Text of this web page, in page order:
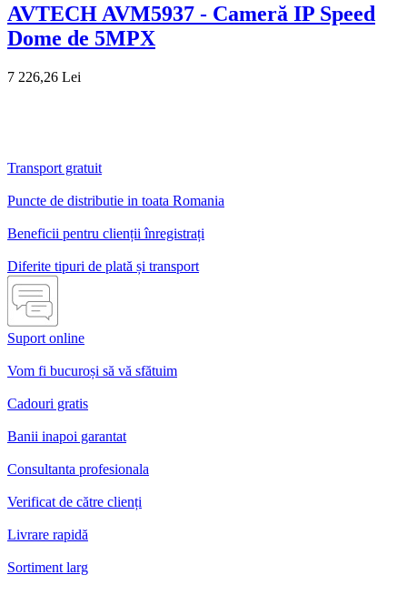
AVTECH AVM5937 - Cameră IP Speed
Dome de 5MPX
7 226,26 Lei
Transport gratuit
Puncte de distributie in toata Romania
Beneficii pentru clienții înregistrați
Diferite tipuri de plată și transport
Suport online
Vom fi bucuroși să vă sfătuim
Cadouri gratis
Banii inapoi garantat
Consultanta profesionala
Verificat de către clienți
Livrare rapidă
Sortiment larg